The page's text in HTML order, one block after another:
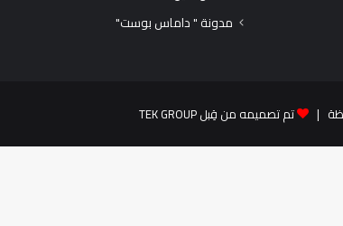
مدونة " داماس بوست"
تم تصميمه من قِبل TEK GROUP